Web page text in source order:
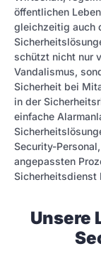
öffentlichen
gleichzeitig auch
schützt nicht nur
Vandalismus,
Sicherheit bei
in der
einfache
Security-
angepassten
Sicherheitsdienst
Unsere